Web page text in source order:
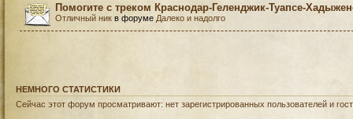
Помогите с треком Краснодар-Геленджик-Туапсе-
Отличный ник в форуме Далеко и надолго
НЕМНОГО СТАТИСТИКИ
Сейчас этот форум просматривают: нет зарегистрированных пользователей и